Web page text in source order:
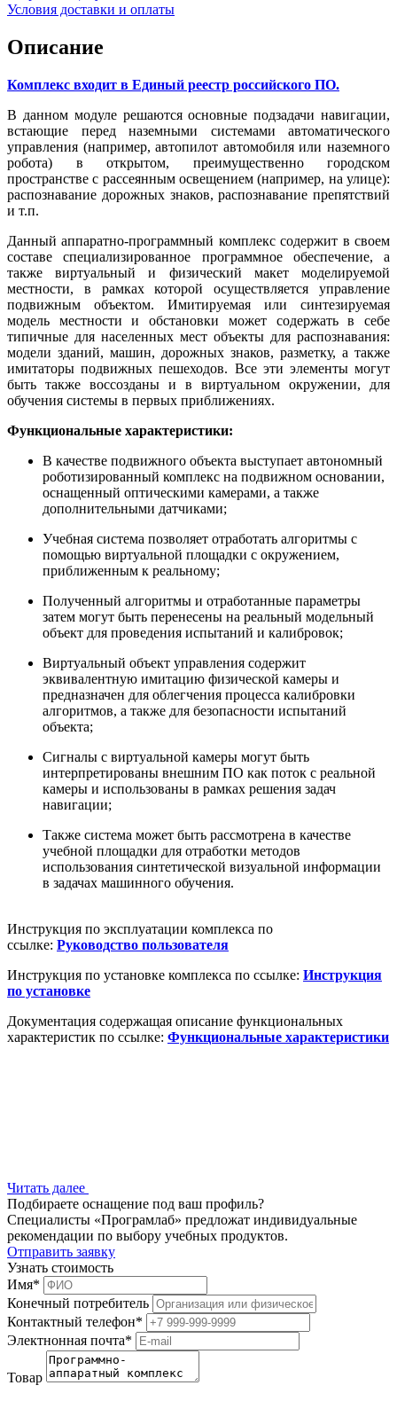
Условия доставки и оплаты
Описание
Комплекс входит в Единый реестр российского ПО.
В данном модуле решаются основные подзадачи навигации,
встающие перед наземными системами автоматического
управления (например, автопилот автомобиля или наземного
робота) в открытом, преимущественно городском
пространстве с рассеянным освещением (например, на улице):
распознавание дорожных знаков, распознавание препятствий
и т.п.
Данный аппаратно-программный комплекс содержит в своем
составе специализированное программное обеспечение, а
также виртуальный и физический макет моделируемой
местности, в рамках которой осуществляется управление
подвижным объектом. Имитируемая или синтезируемая
модель местности и обстановки может содержать в себе
типичные для населенных мест объекты для распознавания:
модели зданий, машин, дорожных знаков, разметку, а также
имитаторы подвижных пешеходов. Все эти элементы могут
быть также воссозданы и в виртуальном окружении, для
обучения системы в первых приближениях.
Функциональные характеристики:
В качестве подвижного объекта выступает автономный
роботизированный комплекс на подвижном основании,
оснащенный оптическими камерами, а также
дополнительными датчиками;
Учебная система позволяет отработать алгоритмы с
помощью виртуальной площадки с окружением,
приближенным к реальному;
Полученный алгоритмы и отработанные параметры
затем могут быть перенесены на реальный модельный
объект для проведения испытаний и калибровок;
Виртуальный объект управления содержит
эквивалентную имитацию физической камеры и
предназначен для облегчения процесса калибровки
алгоритмов, а также для безопасности испытаний
объекта;
Сигналы с виртуальной камеры могут быть
интерпретированы внешним ПО как поток с реальной
камеры и использованы в рамках решения задач
навигации;
Также система может быть рассмотрена в качестве
учебной площадки для отработки методов
использования синтетической визуальной информации
в задачах машинного обучения.
Инструкция по эксплуатации комплекса по
ссылке: Руководство пользователя
Инструкция по установке комплекса по ссылке: Инструкция
по установке
Документация содержащая описание функциональных
характеристик по ссылке: Функциональные характеристики
Читать далее
Подбираете оснащение под ваш профиль?
Специалисты «Програмлаб» предложат индивидуальные
рекомендации по выбору учебных продуктов.
Отправить заявку
Узнать стоимость
Имя*
Конечный потребитель
Контактный телефон*
Электнонная почта*
Товар